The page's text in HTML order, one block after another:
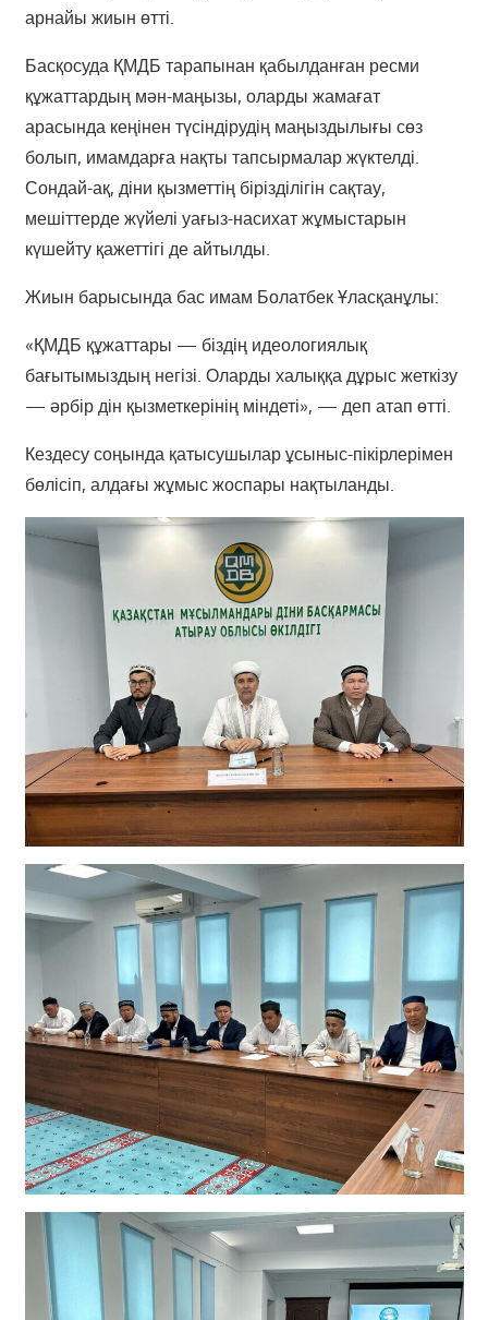
арнайы жиын өтті.
Басқосуда ҚМДБ тарапынан қабылданған ресми
құжаттардың мән-маңызы, оларды жамағат
арасында кеңінен түсіндірудің маңыздылығы сөз
болып, имамдарға нақты тапсырмалар жүктелді.
Сондай-ақ, діни қызметтің бірізділігін сақтау,
мешіттерде жүйелі уағыз-насихат жұмыстарын
күшейту қажеттігі де айтылды.
Жиын барысында бас имам Болатбек Ұласқанұлы:
«ҚМДБ құжаттары — біздің идеологиялық
бағытымыздың негізі. Оларды халыққа дұрыс жеткізу
— әрбір дін қызметкерінің міндеті», — деп атап өтті.
Кездесу соңында қатысушылар ұсыныс-пікірлерімен
бөлісіп, алдағы жұмыс жоспары нақтыланды.